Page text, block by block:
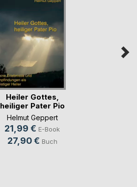
Heiler Gottes,
heiliger Pater Pio
Helmut Geppert
21,99 € E-Book
27,90 € Buch